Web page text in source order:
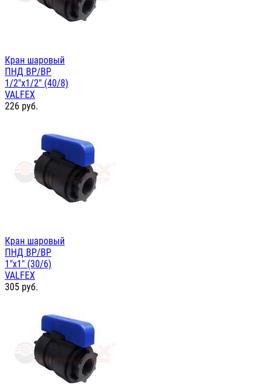
Кран шаровый
ПНД ВР/ВР
1/2"х1/2" (40/8)
VALFEX
226 руб.
Кран шаровый
ПНД ВР/ВР
1"х1" (30/6)
VALFEX
305 руб.